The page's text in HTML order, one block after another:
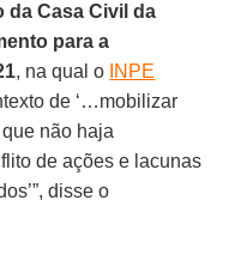
da Casa Civil da
para a
, na qual o INPE
de ‘…mobilizar
não haja
de ações e lacunas
disse o